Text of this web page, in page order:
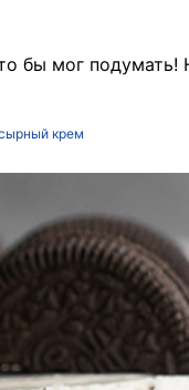
бы мог подумать!
крем